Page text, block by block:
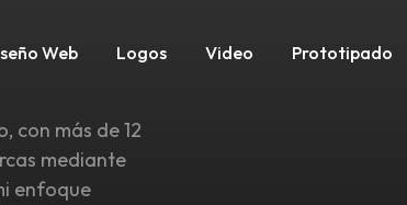
Web Logos Video Prototipado
con más de 12
mediante
enfoque